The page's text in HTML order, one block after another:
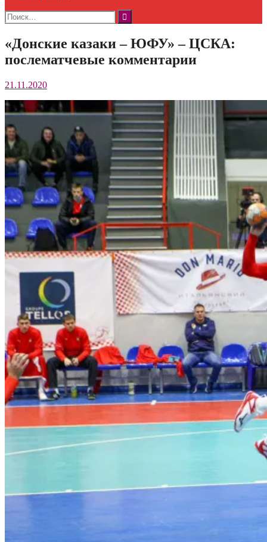
Найти:
«Донские казаки – ЮФУ» – ЦСКА:
послематчевые комментарии
21.11.2020